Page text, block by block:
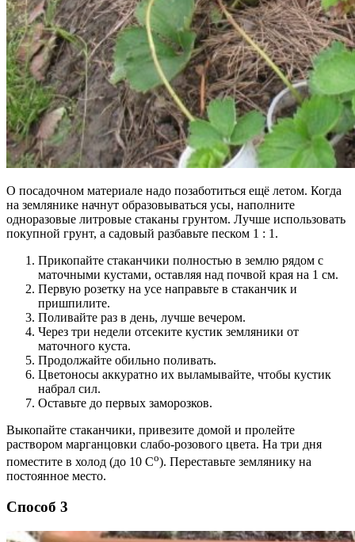
О посадочном материале надо позаботиться ещё летом. Когда
на землянике начнут образовываться усы, наполните
одноразовые литровые стаканы грунтом. Лучше использовать
покупной грунт, а садовый разбавьте песком 1 : 1.
Прикопайте стаканчики полностью в землю рядом с
маточными кустами, оставляя над почвой края на 1 см.
Первую розетку на усе направьте в стаканчик и
пришпилите.
Поливайте раз в день, лучше вечером.
Через три недели отсеките кустик земляники от
маточного куста.
Продолжайте обильно поливать.
Цветоносы аккуратно их выламывайте, чтобы кустик
набрал сил.
Оставьте до первых заморозков.
Выкопайте стаканчики, привезите домой и пролейте
раствором марганцовки слабо-розового цвета. На три дня
поместите в холод (до 10 Со). Переставьте землянику на
постоянное место.
Способ 3